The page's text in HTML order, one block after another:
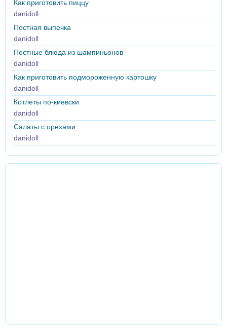
Как приготовить пиццу
danidoll
Постная выпечка
danidoll
Постные блюда из шампиньонов
danidoll
Как приготовить подмороженную картошку
danidoll
Котлеты по-киевски
danidoll
Салаты с орехами
danidoll